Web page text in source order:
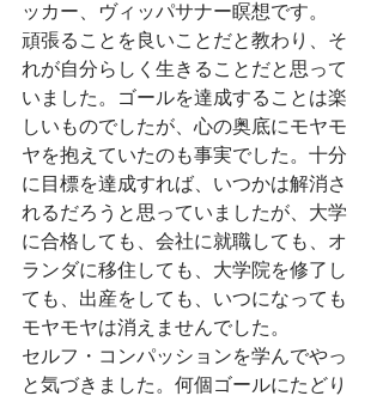
ッカー、ヴィッパサナー瞑想です。
頑張ることを良いことだと教わり、そ
れが自分らしく生きることだと思って
いました。ゴールを達成することは楽
しいものでしたが、心の奥底にモヤモ
ヤを抱えていたのも事実でした。十分
に目標を達成すれば、いつかは解消さ
れるだろうと思っていましたが、大学
に合格しても、会社に就職しても、オ
ランダに移住しても、大学院を修了し
ても、出産をしても、いつになっても
モヤモヤは消えませんでした。
セルフ・コンパッションを学んでやっ
と気づきました。何個ゴールにたどり